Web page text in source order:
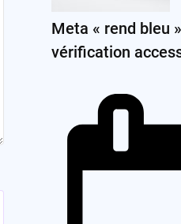
Meta « rend bleu
vérification